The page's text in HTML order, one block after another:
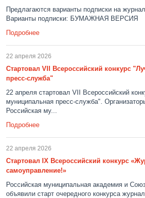
Предлагаются варианты подписки на
Варианты подписки: БУМАЖНАЯ ВЕРСИЯ
Подробнее
22 апреля 2026
Стартовал VII Всероссийский конкурс
пресс-служба"
22 апреля стартовал VII Всероссийский
муниципальная пресс-служба".
Российская му...
Подробнее
22 апреля 2026
Стартовал IX Всероссийский конкурс
самоуправление!»
Российская муниципальная академия и
объявили старт очередного конкурса